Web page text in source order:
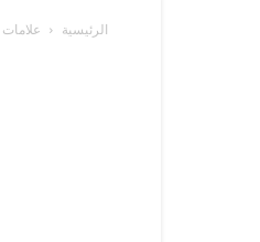
الرئيسية علامات